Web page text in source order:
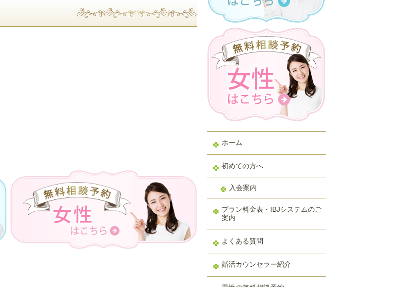
ホーム
初めての方へ
入会案内
プラン料金表・IBJシステムのご
案内
よくある質問
婚活カウンセラー紹介